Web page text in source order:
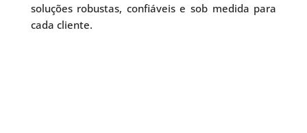
soluções robustas, confiáveis e sob medida para
cada cliente.